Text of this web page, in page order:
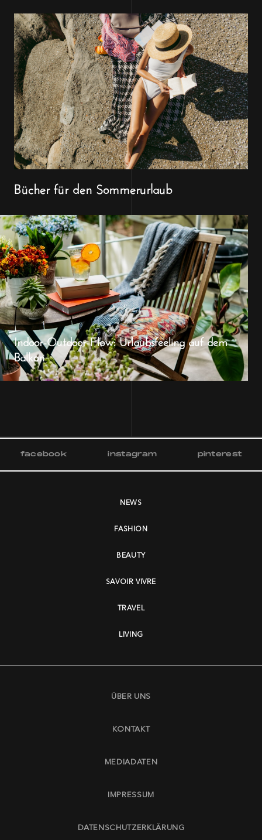
Bücher für den Sommerurlaub
Indoor-Outdoor-Flow: Urlaubsfeeling auf dem
Balkon
facebook instagram pinterest
NEWS
FASHION
BEAUTY
SAVOIR VIVRE
TRAVEL
LIVING
ÜBER UNS
KONTAKT
MEDIADATEN
IMPRESSUM
DATENSCHUTZERKLÄRUNG